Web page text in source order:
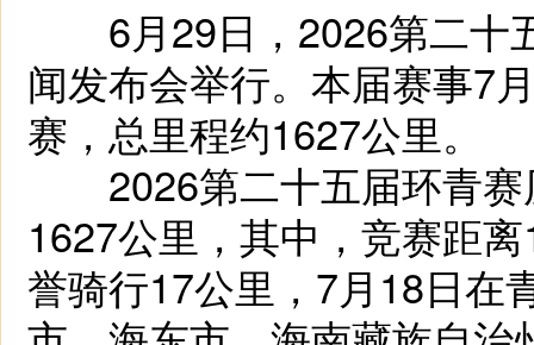
6月29日，2026第二十
闻发布会举行。本届赛事7
赛，总里程约1627公里。
2026第二十五届环青赛
1627公里，其中，竞赛距
誉骑行17公里，7月18日在